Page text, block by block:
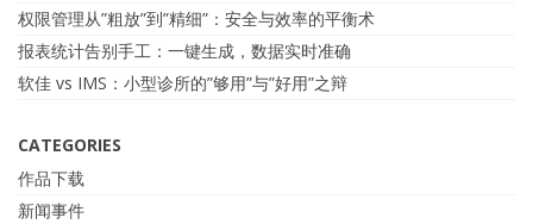
权限管理从”粗放”到”精细”：安全与效率的平衡术
报表统计告别手工：一键生成，数据实时准确
软佳 vs IMS：小型诊所的”够用”与”好用”之辩
CATEGORIES
作品下载
新闻事件